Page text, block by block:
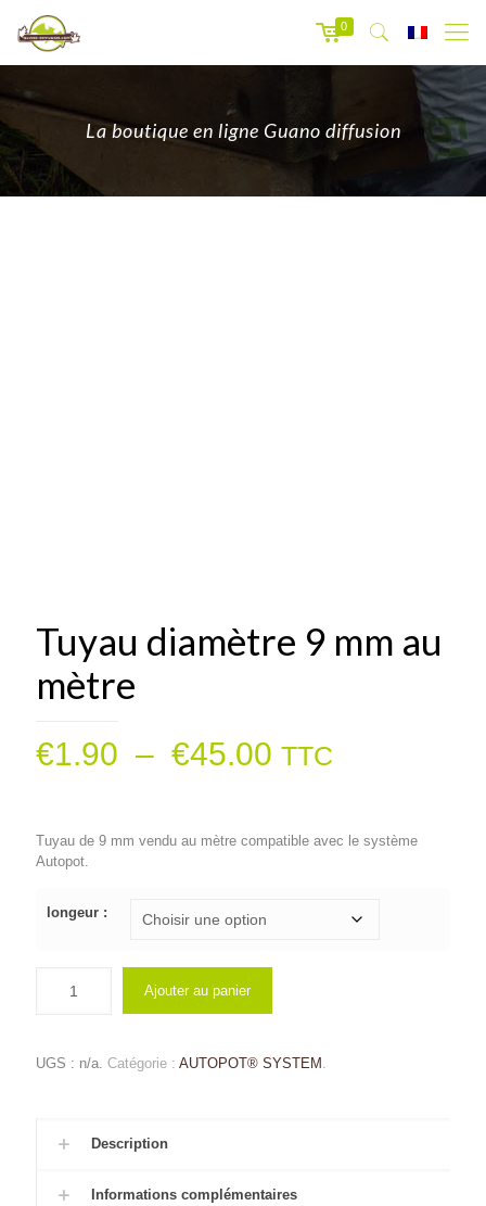
0
La boutique en ligne Guano diffusion
Tuyau diamètre 9 mm au
mètre
€1.90 – €45.00 Plage
€1.90
€45.00
TTC
Tuyau de 9 mm vendu au mètre compatible avec le système
Autopot.
longeur :
Ajouter au panier
UGS : n/a Catégorie : AUTOPOT® SYSTEM
Description
Informations complémentaires